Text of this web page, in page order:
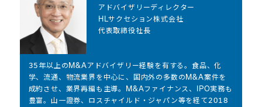
アドバイザリーディレクター
HLサクセション株式会社
代表取締役社長​
35年以上のM&Aアドバイザリー経験を有する。食品、化
学、流通、物流業界を中心に、国内外の多数のM&A案件を
成約させ、業界再編も主導。M&Aファイナンス、IPO実務も
豊富。山一證券、ロスチャイルド・ジャパン等を経て2018